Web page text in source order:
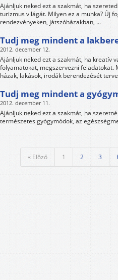
Ajánljuk neked ezt a szakmát, ha
turizmus világát. Milyen ez a munka? Új
rendezvényeken, játszóházakban, ...
Tudj meg mindent a
2012. december 12.
Ajánljuk neked ezt a szakmát, ha kreatív
folyamatokat, megszervezni feladatokat.
házak, lakások, irodák berendezését
Tudj meg mindent a
2012. december 11.
Ajánljuk neked ezt a szakmát, ha
természetes gyógymódok, az
« Előző 1 2 3